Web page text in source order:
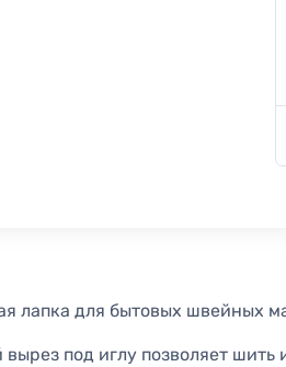
лапка для бытовых швейных
под иглу позволяет шить